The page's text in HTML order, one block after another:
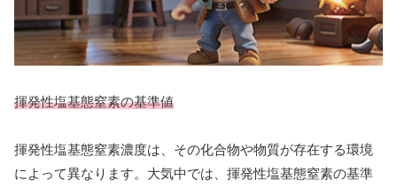
揮発性塩基態窒素の基準値
揮発性塩基態窒素濃度は、その化合物や物質が存在する環境
によって異なります。大気中では、揮発性塩基態窒素の基準